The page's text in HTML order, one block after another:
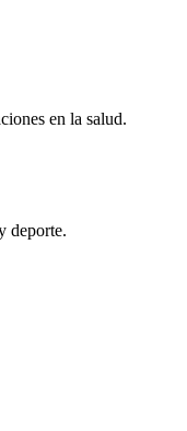
en la salud.
deporte.